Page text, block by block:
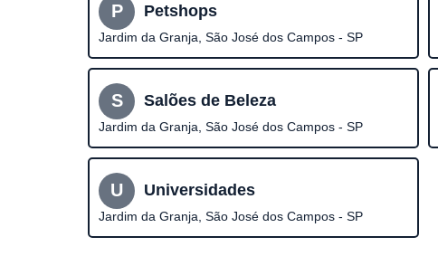
P Petshops
Jardim da Granja, São José dos Campos - SP
S Salões de Beleza
Jardim da Granja, São José dos Campos - SP
U Universidades
Jardim da Granja, São José dos Campos - SP